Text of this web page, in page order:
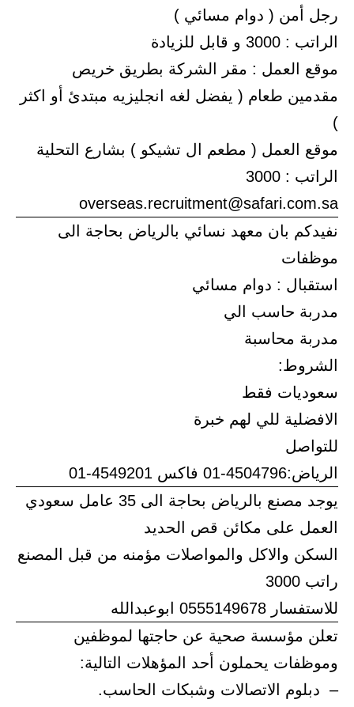
رجل أمن ( دوام مسائي )
الراتب : 3000 و قابل للزيادة
موقع العمل : مقر الشركة بطريق خريص
مقدمين طعام ( يفضل لغه انجليزيه مبتدئ أو اكثر
)
موقع العمل ( مطعم ال تشيكو ) بشارع التحلية
الراتب : 3000
overseas.recruitment@safari.com.sa
نفيدكم بان معهد نسائي بالرياض بحاجة الى
موظفات
استقبال : دوام مسائي
مدربة حاسب الي
مدربة محاسبة
الشروط:
سعوديات فقط
الافضلية للي لهم خبرة
للتواصل
الرياض:4504796-01 فاكس 4549201-01
يوجد مصنع بالرياض بحاجة الى 35 عامل سعودي
العمل على مكائن قص الحديد
السكن والاكل والمواصلات مؤمنه من قبل المصنع
راتب 3000
للاستفسار 0555149678 ابوعبدالله
تعلن مؤسسة صحية عن حاجتها لموظفين
وموظفات يحملون أحد المؤهلات التالية:
– دبلوم الاتصالات وشبكات الحاسب.